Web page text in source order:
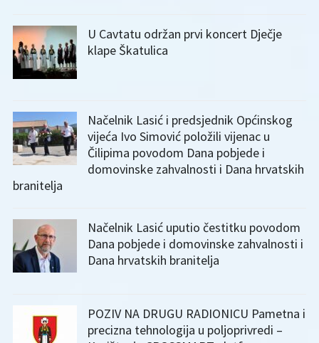
U Cavtatu održan prvi koncert Dječje
klape Škatulica
Načelnik Lasić i predsjednik Općinskog
vijeća Ivo Simović položili vijenac u
Čilipima povodom Dana pobjede i
domovinske zahvalnosti i Dana hrvatskih
branitelja
Načelnik Lasić uputio čestitku povodom
Dana pobjede i domovinske zahvalnosti i
Dana hrvatskih branitelja
POZIV NA DRUGU RADIONICU Pametna i
precizna tehnologija u poljoprivredi –